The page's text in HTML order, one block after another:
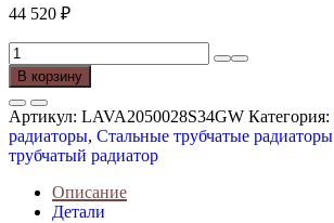
44 520 ₽
Количество
товара
Стальной
трубчатый
радиатор
PRIMOCLIMA
LAVA
0500-
В корзину
Артикул: LAVA2050028S34GW Категория:
радиаторы, Стальные трубчатые радиаторы
трубчатый радиатор
Описание
Детали